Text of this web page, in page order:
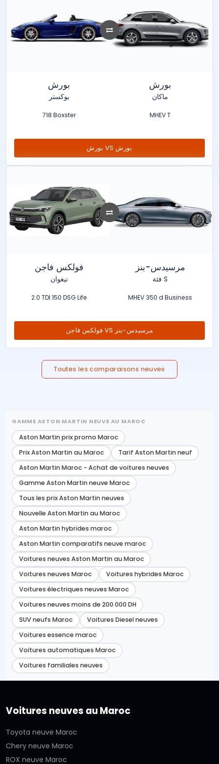
بورش
بوكستر
718 Boxster
بورش
ماكان
MHEV T
بورش VS بورش
فولكس فاجن
تيغوان
2.0 TDI 150 DSG Life
مرسيدس-بنز
فئة S
MHEV 350 d Business
فولكس فاجن VS مرسيدس-بنز
Toutes les comparaisons neuves
GAMME ASTON MARTIN NEUVE AU MAROC
Aston Martin prix promo Maroc
Prix Aston Martin au Maroc
Tarif Aston Martin neuf
Aston Martin Maroc - Achat de voitures neuves
Gamme Aston Martin neuve Maroc
Tous les prix Aston Martin neuves
Nouvelle Aston Martin au Maroc
Aston Martin hybrides maroc
Aston Martin comparatifs neuve maroc
Voitures neuves Aston Martin au Maroc
Voitures neuves Maroc
Voitures hybrides Maroc
Voitures électriques neuves Maroc
Voitures neuves moins de 200 000 DH
SUV neufs Maroc
Voitures Diesel neuves
Voitures essence maroc
Voitures automatiques Maroc
Voitures familiales neuves
Voitures neuves au Maroc
Toyota neuve Maroc
Chery neuve Maroc
ROX neuve Maroc